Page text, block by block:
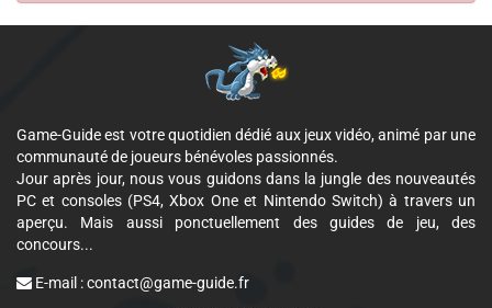
Game-Guide est votre quotidien dédié aux jeux vidéo, animé par une
communauté de joueurs bénévoles passionnés.
Jour après jour, nous vous guidons dans la jungle des nouveautés
PC et consoles (PS4, Xbox One et Nintendo Switch) à travers un
aperçu. Mais aussi ponctuellement des guides de jeu, des
concours...
E-mail :contact@game-guide.fr